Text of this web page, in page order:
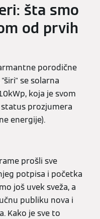
šta smo
od prvih
porodične
se solarna
koja je svom
prozjumera
energije).
prošli sve
potpisa i početka
još uvek sveža, a
publiku nova i
Kako je sve to